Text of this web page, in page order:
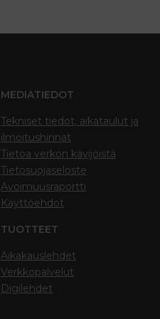
MEDIATIEDOT
Tekniset tiedot, aikataulut ja
ilmoitushinnat
Tietoa verkon kävijöistä
Tietosuojaseloste
Avoimuusraportti
Käyttöehdot
TUOTTEET
Aikakauslehdet
Verkkopalvelut
Digilehdet